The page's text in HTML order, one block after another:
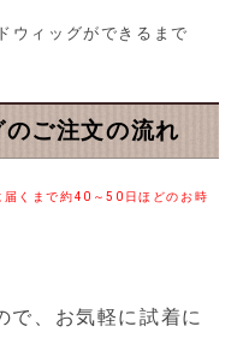
ウィッグができるまで
ご注文の流れ
くまで約40～50日ほどのお時
で、お気軽に試着に